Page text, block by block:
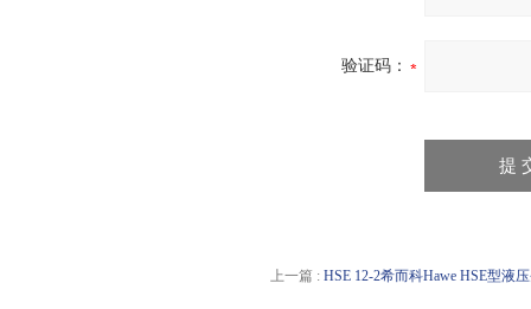
验证码：
上一篇 : HSE 12-2希而科Hawe HSE型液